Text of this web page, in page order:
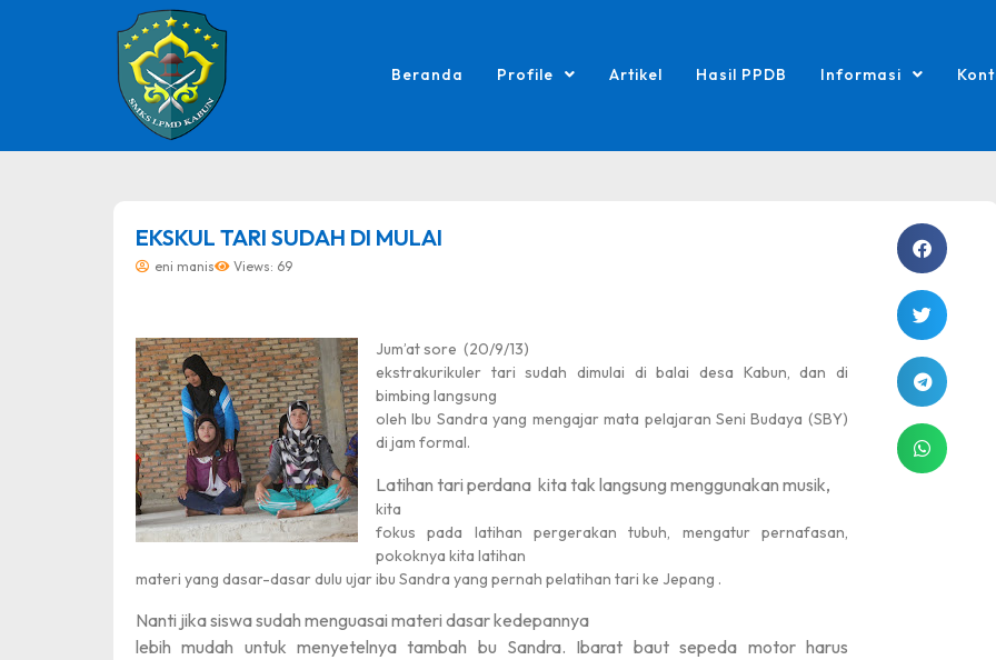
Beranda Profile Artikel Hasil PPDB Informasi
EKSKUL TARI SUDAH DI MULAI
eni manis Views: 69
Jum’at sore (20/9/13)
ekstrakurikuler tari sudah dimulai di balai desa Kabun, dan di
bimbing langsung
oleh Ibu Sandra yang mengajar mata pelajaran Seni Budaya (SBY)
di jam formal.
Latihan tari perdana kita tak langsung menggunakan musik,
kita
fokus pada latihan pergerakan tubuh, mengatur pernafasan,
pokoknya kita latihan
materi yang dasar-dasar dulu ujar ibu Sandra yang pernah pelatihan tari ke Jepang .
Nanti jika siswa sudah menguasai materi dasar kedepannya
lebih mudah untuk menyetelnya tambah bu Sandra. Ibarat baut sepeda motor harus